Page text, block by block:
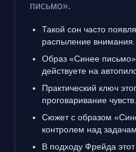
письмо».
Такой сон часто
распыление внимания.
Образ «Синее письмо»
действуете на
Практический ключ
проговаривание чувств.
Сюжет с образом
контролем над
В подходу Фрейда